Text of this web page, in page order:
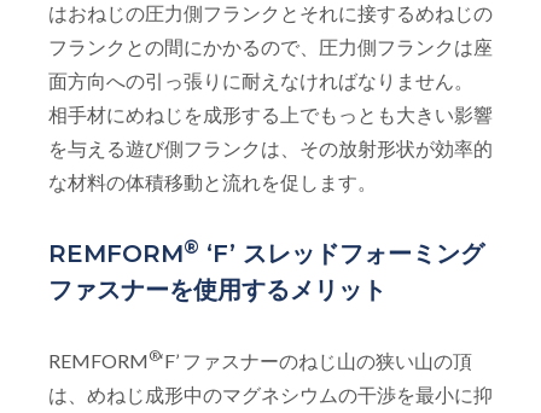
はおねじの圧力側フランクとそれに接するめねじの
フランクとの間にかかるので、圧力側フランクは座
面方向への引っ張りに耐えなければなりません。
相手材にめねじを成形する上でもっとも大きい影響
を与える遊び側フランクは、その放射形状が効率的
な材料の体積移動と流れを促します。
REMFORM® ‘F’ スレッドフォーミング
ファスナーを使用するメリット
REMFORM®‘F’ ファスナーのねじ山の狭い山の頂
は、めねじ成形中のマグネシウムの干渉を最小に抑